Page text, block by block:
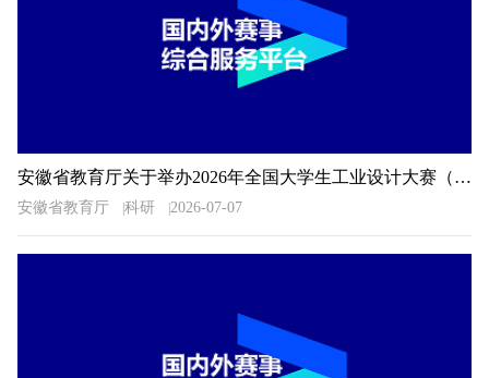
安徽省教育厅关于举办2026年全国大学生工业设计大赛（安徽赛区）的通知
安徽省教育厅 科研 2026-07-07